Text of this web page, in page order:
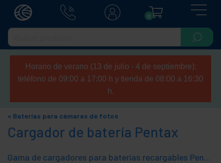
0
Horario de verano (13 de julio - 4 de septiembre):
teléfono de 09:00 a 17:00 h y tienda de 08:00 a 16:30
h.
Baterías para cámaras de fotos
Cargador de batería Pentax
Gama de cargadores para baterías recargables Pentax para los dispositivos más populares como son los teléfonos móviles, reproductores MP3, cámaras de fotos, cámaras DSLR, cámaras DVR, etc.